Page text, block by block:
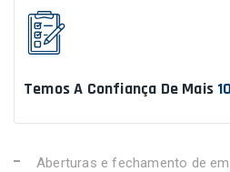
Temos A Confiança De Mais
Aberturas e fechamento de